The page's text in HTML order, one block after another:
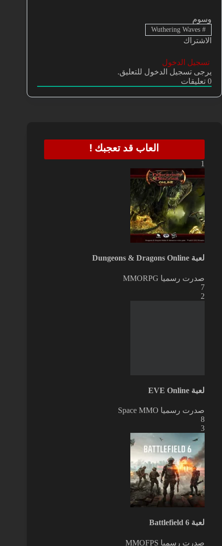
وسوم
#
Wuthering Waves
الاشتراك
تسجيل الدخول
يرجى تسجيل الدخول للتعليق.
0 تعليقات
العاب قد تعجبك !
1
لعبة Dungeons & Dragons Online
صدرت رسميا MMORPG
7
2
لعبة EVE Online
صدرت رسميا Space MMO
8
3
لعبة Battlefield 6
صدرت رسميا MMOFPS